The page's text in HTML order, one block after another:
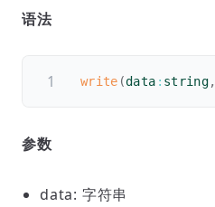
语法
write (data : string,
参数
data: 字符串